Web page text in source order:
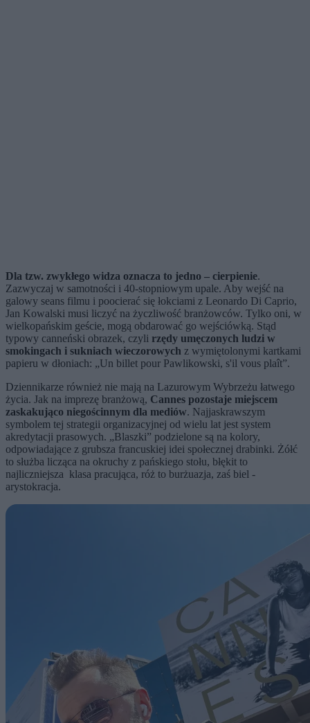
Dla tzw. zwykłego widza oznacza to jedno – cierpienie.
Zazwyczaj w samotności i 40-stopniowym upale. Aby wejść na
galowy seans filmu i poocierać się łokciami z Leonardo Di Caprio,
Jan Kowalski musi liczyć na życzliwość branżowców. Tylko oni, w
wielkopańskim geście, mogą obdarować go wejściówką. Stąd
typowy canneński obrazek, czyli rzędy umęczonych ludzi w
smokingach i sukniach wieczorowych z wymiętolonymi kartkami
papieru w dłoniach: „Un billet pour Pawlikowski, s'il vous plaît”.
Dziennikarze również nie mają na Lazurowym Wybrzeżu łatwego
życia. Jak na imprezę branżową, Cannes pozostaje miejscem
zaskakująco niegościnnym dla mediów. Najjaskrawszym
symbolem tej strategii organizacyjnej od wielu lat jest system
akredytacji prasowych. „Blaszki” podzielone są na kolory,
odpowiadające z grubsza francuskiej idei społecznej drabinki. Żółć
to służba licząca na okruchy z pańskiego stołu, błękit to
najliczniejsza klasa pracująca, róż to burżuazja, zaś biel -
arystokracja.